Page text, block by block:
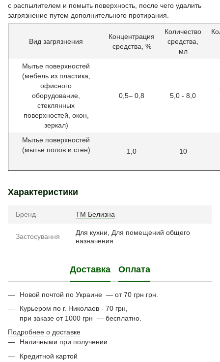
с распылителем и помыть поверхность, после чего удалить
загрязнение путем дополнительного протирания.
Вид загрязнения
Концентрация
средства, %
Количество
средства,
мл
Мытье поверхностей
(мебель из пластика,
офисного
оборудование,
стеклянных
поверхностей, окон,
зеркал)
0,5– 0,8 5,0 - 8,0
Мытье поверхностей
(мытье полов и стен)
1,0 10
Характеристики
Бренд ТМ Белизна
Застосування
Для кухни, Для помещений общего
назначения
Доставка Оплата
Новой почтой по Украине — от 70 грн грн.
Курьером по г. Николаев - 70 грн,
при заказе от 1000 грн — бесплатно.
Подробнее о доставке
Наличными при получении
Кредитной картой